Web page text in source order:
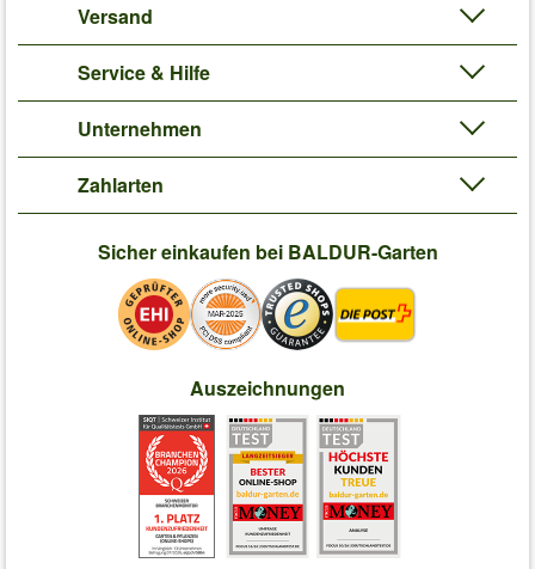
Versand
Service & Hilfe
Unternehmen
Zahlarten
Sicher einkaufen bei BALDUR-Garten
Auszeichnungen